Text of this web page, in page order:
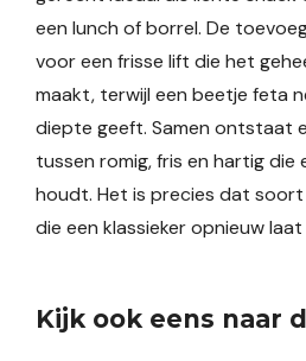
een lunch of borrel. De
voor een frisse lift die het
maakt, terwijl een beetje feta
diepte geeft. Samen ontstaat
tussen romig, fris en hartig die
houdt. Het is precies dat
die een klassieker opnieuw
Kijk ook eens naar